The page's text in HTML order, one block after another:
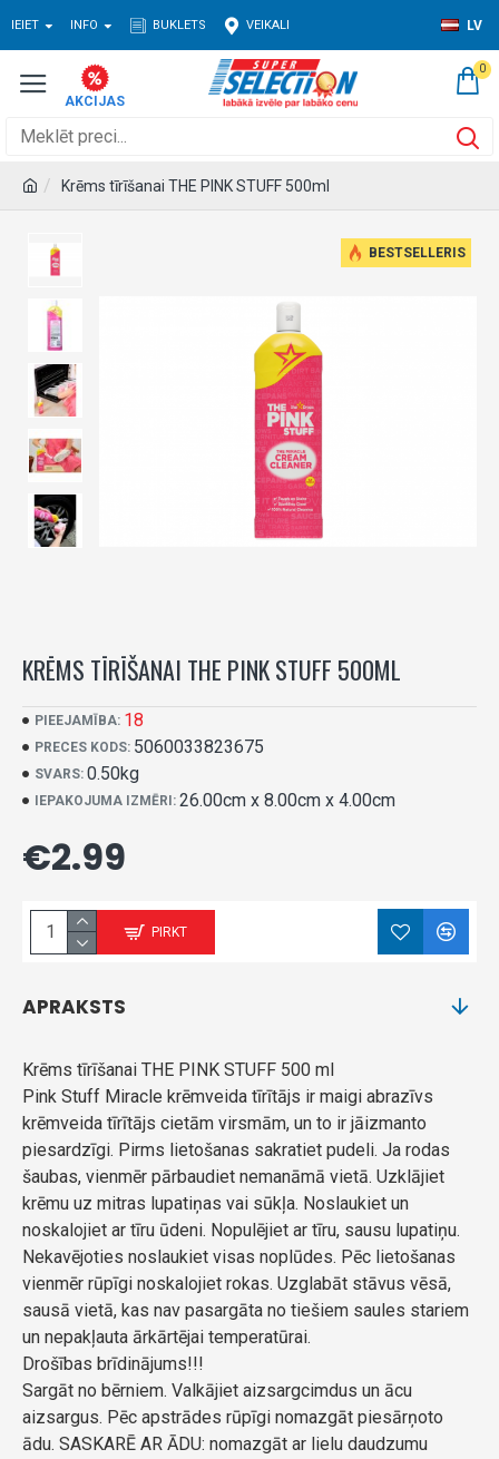
IEIET INFO BUKLETS VEIKALI LV
0
Krēms tīrīšanai THE PINK STUFF 500ml
BESTSELLERIS
KRĒMS TĪRĪŠANAI THE PINK STUFF 500ML
PIEEJAMĪBA: 18
PRECES KODS: 5060033823675
SVARS: 0.50kg
IEPAKOJUMA IZMĒRI: 26.00cm x 8.00cm x 4.00cm
€2.99
PIRKT
APRAKSTS
Krēms tīrīšanai THE PINK STUFF 500 ml
Pink Stuff Miracle krēmveida tīrītājs ir maigi abrazīvs
krēmveida tīrītājs cietām virsmām, un to ir jāizmanto
piesardzīgi. Pirms lietošanas sakratiet pudeli. Ja rodas
šaubas, vienmēr pārbaudiet nemanāmā vietā. Uzklājiet
krēmu uz mitras lupatiņas vai sūkļa. Noslaukiet un
noskalojiet ar tīru ūdeni. Nopulējiet ar tīru, sausu lupatiņu.
Nekavējoties noslaukiet visas noplūdes. Pēc lietošanas
vienmēr rūpīgi noskalojiet rokas. Uzglabāt stāvus vēsā,
sausā vietā, kas nav pasargāta no tiešiem saules stariem
un nepakļauta ārkārtējai temperatūrai.
Drošības brīdinājums!!!
Sargāt no bērniem. Valkājiet aizsargcimdus un ācu
aizsargus. Pēc apstrādes rūpīgi nomazgāt piesārņoto
ādu. SASKARĒ AR ĀDU: nomazgāt ar lielu daudzumu